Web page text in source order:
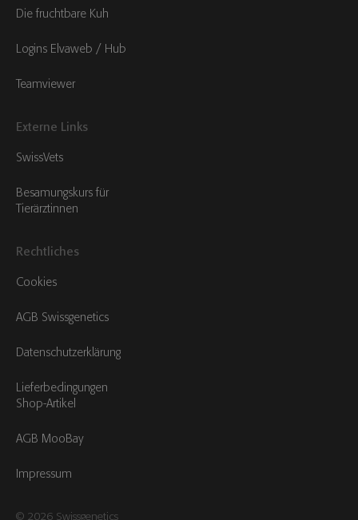
Die fruchtbare Kuh
Logins Elvaweb / Hub
Teamviewer
Externe Links
SwissVets
Besamungskurs für
Tierärztinnen
Rechtliches
Cookies
AGB Swissgenetics
Datenschutzerklärung
Lieferbedingungen
Shop-Artikel
AGB MooBay
Impressum
© 2026 Swissgenetics